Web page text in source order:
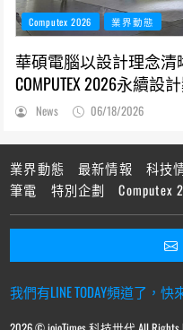
Computex 2026 業界動態
華碩電腦以設計理念
COMPUTEX 2026永續
News 06/18/2026
業界動態 最新情報 科技
筆電
特別企劃 Computex
我們有LINE TODAY頻道了，